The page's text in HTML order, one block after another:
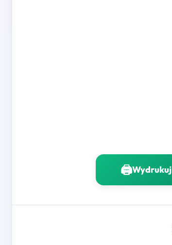
🖨️Wydrukuj